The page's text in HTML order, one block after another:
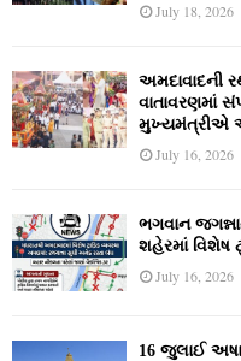
July 18, 2026
અમદાવાદની
વાતાવરણમાં
મુખ્યમંત્રીએ
July 16, 2026
ભગવાન
શહેરમાં વિશેષ
July 16, 2026
16 જુલાઈ